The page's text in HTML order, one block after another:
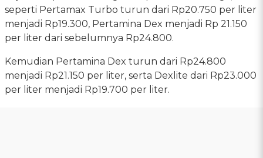
seperti Pertamax Turbo turun dari Rp20.750 per liter
menjadi Rp19.300, Pertamina Dex menjadi Rp 21.150
per liter dari sebelumnya Rp24.800.
Kemudian Pertamina Dex turun dari Rp24.800
menjadi Rp21.150 per liter, serta Dexlite dari Rp23.000
per liter menjadi Rp19.700 per liter.